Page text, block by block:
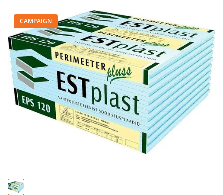
CAMPAIGN